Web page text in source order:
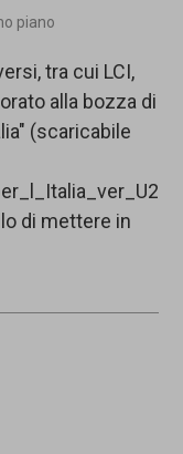
piano
tra cui LCI,
alla bozza di
(scaricabile
di mettere in